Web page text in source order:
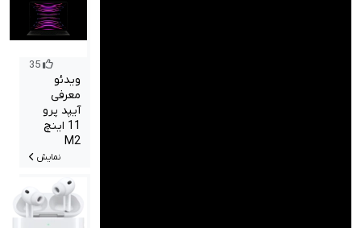
35
ویدئو
معرفی
آیپد پرو
11 اینچ
M2
نمایش